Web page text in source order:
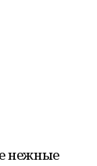
нежные